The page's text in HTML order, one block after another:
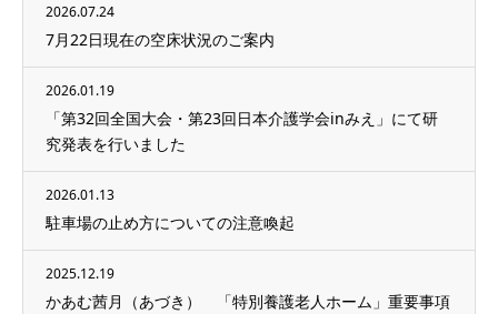
2026.07.24
7月22日現在の空床状況のご案内
2026.01.19
「第32回全国大会・第23回日本介護学会inみえ」にて研
究発表を行いました
2026.01.13
駐車場の止め方についての注意喚起
2025.12.19
かあむ茜月（あづき） 「特別養護老人ホーム」重要事項